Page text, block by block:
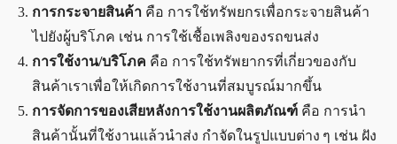
การกระจายสินค้า คือ การใช้ทรัพยกรเพื่อกระจายสินค้า
ไปยังผู้บริโภค เช่น การใช้เชื้อเพลิงของรถขนส่ง
การใช้งาน/บริโภค คือ การใช้ทรัพยากรที่เกี่ยวของกับ
สินค้าเราเพื่อให้เกิดการใช้งานที่สมบูรณ์มากขึ้น
การจัดการของเสียหลังการใช้งานผลิตภัณฑ์ คือ การนำ
สินค้านั้นที่ใช้งานแล้วนำส่ง กำจัดในรูปแบบต่าง ๆ เช่น ฝัง